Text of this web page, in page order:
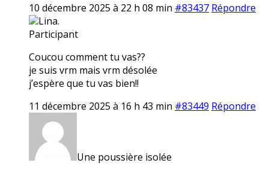
10 décembre 2025 à 22 h 08 min #83437 Répondre
Lina.
Participant
Coucou comment tu vas??
je suis vrm mais vrm désolée
j’espère que tu vas bien!!
11 décembre 2025 à 16 h 43 min #83449 Répondre
Une poussière isolée